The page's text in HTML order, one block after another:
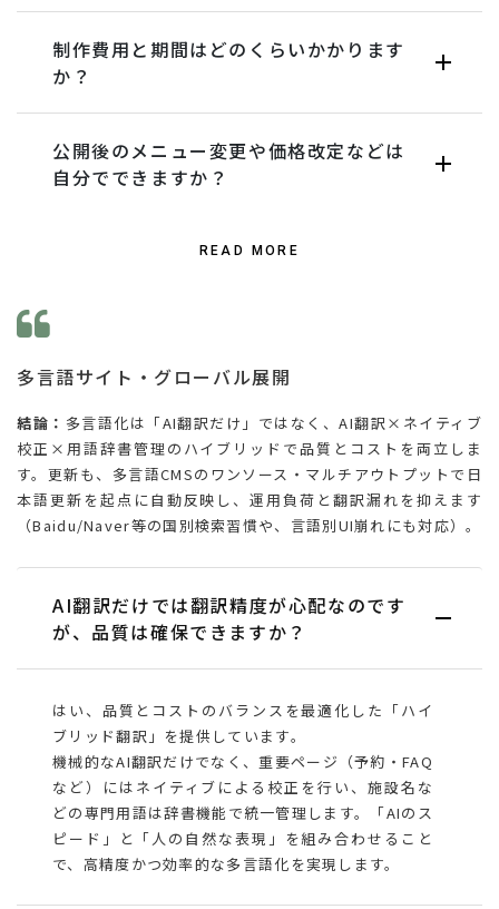
制作費用と期間はどのくらいかかります
か？
公開後のメニュー変更や価格改定などは
自分でできますか？
READ MORE
多言語サイト・グローバル展開
結論： 多言語化は「AI翻訳だけ」ではなく、AI翻訳×ネイティブ
校正×用語辞書管理のハイブリッドで品質とコストを両立しま
す。更新も、多言語CMSのワンソース・マルチアウトプットで日
本語更新を起点に自動反映し、運用負荷と翻訳漏れを抑えます
（Baidu/Naver等の国別検索習慣や、言語別UI崩れにも対応）。
AI翻訳だけでは翻訳精度が心配なのです
が、品質は確保できますか？
はい、品質とコストのバランスを最適化した「ハイ
ブリッド翻訳」を提供しています。
機械的なAI翻訳だけでなく、重要ページ（予約・FAQ
など）にはネイティブによる校正を行い、施設名な
どの専門用語は辞書機能で統一管理します。「AIのス
ピード」と「人の自然な表現」を組み合わせること
で、高精度かつ効率的な多言語化を実現します。